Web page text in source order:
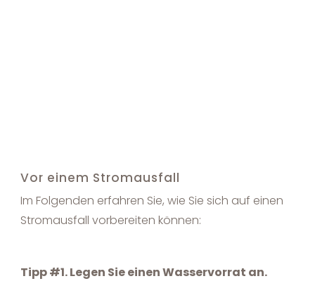
Vor einem Stromausfall
Im Folgenden erfahren Sie, wie Sie sich auf einen
Stromausfall vorbereiten können:
Tipp #1. Legen Sie einen Wasservorrat an.